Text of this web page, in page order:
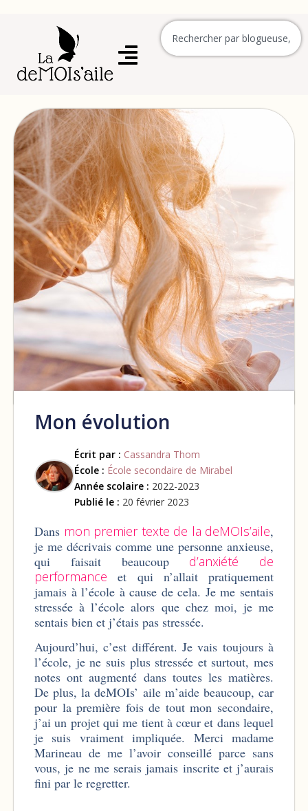
Mon évolution
Écrit par : Cassandra Thom
École : École secondaire de Mirabel
Année scolaire : 2022-2023
Publié le : 20 février 2023
Dans mon premier texte de la deMOIs’aile,
je me décrivais comme une personne anxieuse,
qui faisait beaucoup d’anxiété de
performanceet qui n’allait pratiquement
jamais à l’école à cause de cela. Je me sentais
stressée à l’école alors que chez moi, je me
sentais bien et j’étais pas stressée.
Aujourd’hui, c’est différent. Je vais toujours à
l’école, je ne suis plus stressée et surtout, mes
notes ont augmenté dans toutes les matières.
De plus, la deMOIs’ aile m’aide beaucoup, car
pour la première fois de tout mon secondaire,
j’ai un projet qui me tient à cœur et dans lequel
je suis vraiment impliquée. Merci madame
Marineau de me l’avoir conseillé parce sans
vous, je ne me serais jamais inscrite et j’aurais
fini par le regretter.